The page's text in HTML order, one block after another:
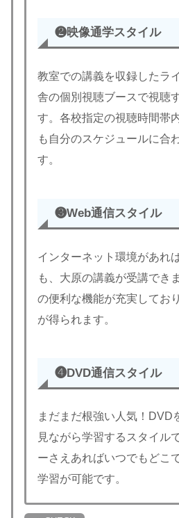
❷映像通学スタイル
教室での講義を収録したラ
舎の個別視聴ブースで視聴
す。各校指定の視聴時間帯
も自分のスケジュールに合
す。
❸Web通信スタイル
インターネット環境があれ
も、大原の講義が受講でき
の便利な機能が充実してお
が得られます。
❹DVD通信スタイル
まだまだ根強い人気！DVD
見ながら学習するスタイル
ーさえあればいつでもどこ
学習が可能です。